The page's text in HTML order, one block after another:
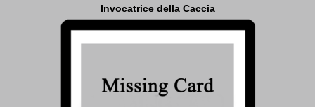
Invocatrice della Caccia